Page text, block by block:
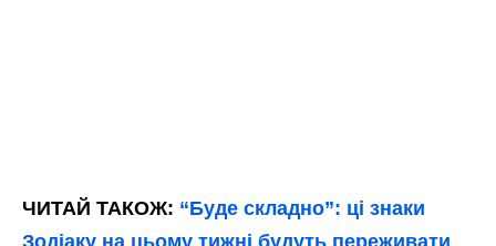
ЧИТАЙ ТАКОЖ: “Буде складно”: ці знаки
Зодіаку на цьому тижні будуть переживати